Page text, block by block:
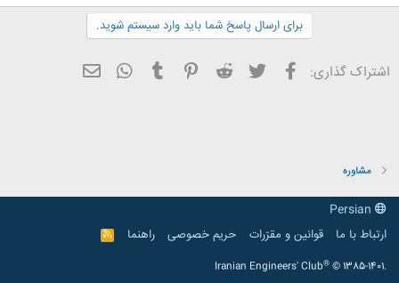
برای ارسال پاسخ شما باید وارد سیستم شوید.
اشتراک گذاری: فیسبوک تویتر Reddit
Pinterest
Tumblr
WhatsApp
مشاوره
ارتباط با ما
قوانین و مقرّرات حریم خصوصی راهنما
R
S
Iranian Engineers' Club® © 1385-1401.